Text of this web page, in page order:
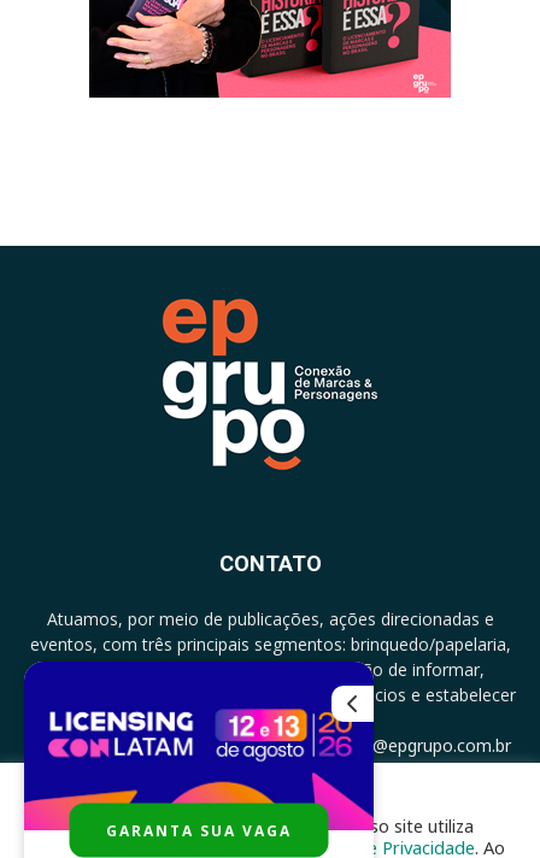
CONTATO
Atuamos, por meio de publicações, ações direcionadas e
eventos, com três principais segmentos: brinquedo/papelaria,
licenciamento e zero a três com a missão de informar,
documentar, proporcionar encontro de negócios e estabelecer
parcerias.
CONTATO: +5511994513097 - atendimento@epgrupo.com.br
SIGA-NOS
Para melhor experiência e navegação, nosso site utiliza
cookies, de acordo com a nossa
Política de Privacidade. Ao
GARANTA SUA VAGA